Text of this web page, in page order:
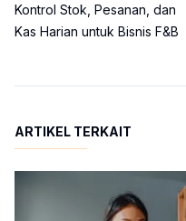
Kontrol Stok, Pesanan, dan
Kas Harian untuk Bisnis F&B
ARTIKEL TERKAIT